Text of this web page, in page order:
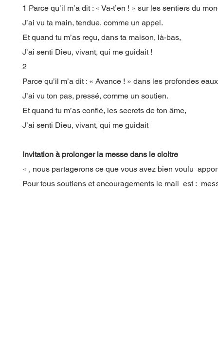
1 Parce qu’il m’a dit : « Va-t’en ! » sur les sentiers du
J’ai vu ta main, tendue, comme un appel.
Et quand tu m’as reçu, dans ta maison, là-bas,
J’ai senti Dieu, vivant, qui me guidait !
2
Parce qu’il m’a dit : « Avance ! » dans les profondes eaux
J’ai vu ton pas, pressé, comme un soutien.
Et quand tu m’as confié, les secrets de ton âme,
J’ai senti Dieu, vivant, qui me guidait
Invitation à prolonger la messe dans le cloitre
« , nous partagerons ce que vous avez bien voulu
Pour tous soutiens et encouragements le mail est :